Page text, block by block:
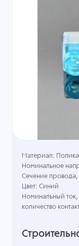
Материал:
Номинальное
Сечение
Цвет: Синий
Номинальный
количество